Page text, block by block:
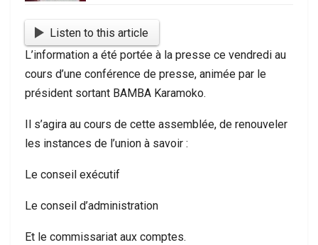
Listen to this article
L’information a été portée à la presse ce vendredi au
cours d’une conférence de presse, animée par le
président sortant BAMBA Karamoko.
Il s’agira au cours de cette assemblée, de renouveler
les instances de l’union à savoir :
Le conseil exécutif
Le conseil d’administration
Et le commissariat aux comptes.